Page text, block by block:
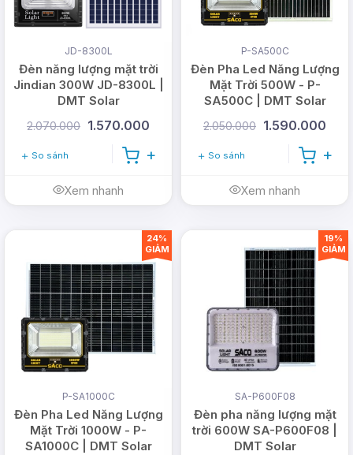
JD-8300L
Đèn năng lượng mặt trời
Jindian 300W JD-8300L |
DMT Solar
2.070.000 1.570.000
So sánh
Xem nhanh
P-SA500C
Đèn Pha Led Năng Lượng
Mặt Trời 500W - P-
SA500C | DMT Solar
2.050.000 1.590.000
So sánh
Xem nhanh
P-SA1000C
Đèn Pha Led Năng Lượng
Mặt Trời 1000W - P-
SA1000C | DMT Solar
24%
GIẢM
SA-P600F08
Đèn pha năng lượng mặt
trời 600W SA-P600F08 |
DMT Solar
19%
GIẢM